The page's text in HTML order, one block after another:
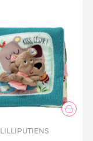
LILLIPUTIENS